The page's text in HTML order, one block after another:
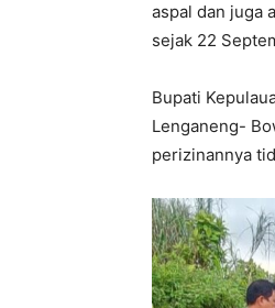
aspal dan juga
sejak 22
Bupati
Lenganeng-
perizinannya